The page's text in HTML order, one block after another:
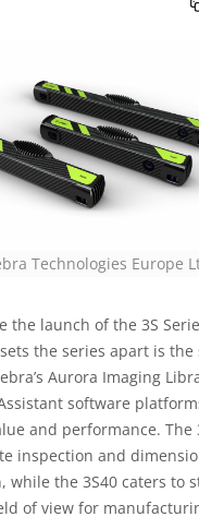
Technologies Europe
the launch of the 3S
the series apart is the
Aurora Imaging
software
and performance. The
inspection and
while the 3S40 caters to
of view for